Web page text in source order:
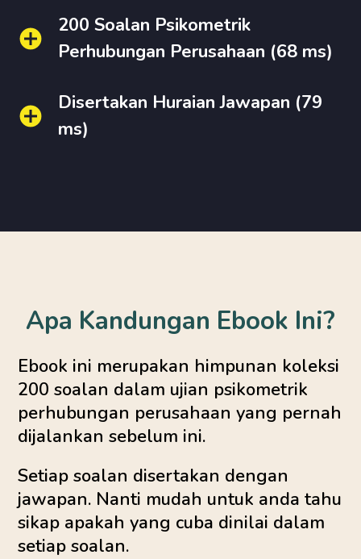
200 Soalan Psikometrik
Perhubungan Perusahaan (68 ms)
Disertakan Huraian Jawapan (79
ms)
Apa Kandungan Ebook Ini?
Ebook ini merupakan himpunan koleksi
200 soalan dalam ujian psikometrik
perhubungan perusahaan yang pernah
dijalankan sebelum ini.
Setiap soalan disertakan dengan
jawapan. Nanti mudah untuk anda tahu
sikap apakah yang cuba dinilai dalam
setiap soalan.